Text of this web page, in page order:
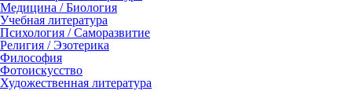
Медицина / Биология
Учебная литература
Психология / Саморазвитие
Религия / Эзотерика
Философия
Фотоискусство
Художественная литература